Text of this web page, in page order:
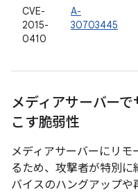
CVE-
2015-
0410
A-
30703445
メディアサーバー
こす脆弱性
メディアサーバーにリ
るため、攻撃者が特別
バイスのハングアップや